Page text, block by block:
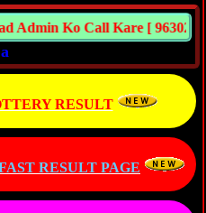
Call Kare [ 9630266541 ]
a
RESULT
RESULT PAGE